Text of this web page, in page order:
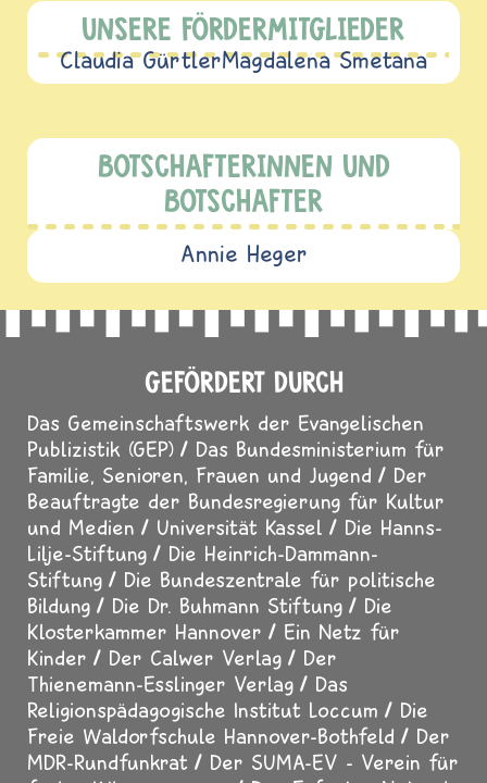
UNSERE FÖRDERMITGLIEDER
Claudia GürtlerMagdalena Smetana
BOTSCHAFTERINNEN UND
BOTSCHAFTER
Annie Heger
GEFÖRDERT DURCH
Das Gemeinschaftswerk der Evangelischen
Publizistik (GEP)
Das Bundesministerium für
Familie, Senioren, Frauen und Jugend
Der
Beauftragte der Bundesregierung für Kultur
und Medien
Universität Kassel
Die Hanns-
Lilje-Stiftung
Die Heinrich-Dammann-
Stiftung
Die Bundeszentrale für politische
Bildung
Die Dr. Buhmann Stiftung
Die
Klosterkammer Hannover
Ein Netz für
Kinder
Der Calwer Verlag
Der
Thienemann-Esslinger Verlag
Das
Religionspädagogische Institut Loccum
Die
Freie Waldorfschule Hannover-Bothfeld
Der
MDR-Rundfunkrat
Der SUMA-EV - Verein für